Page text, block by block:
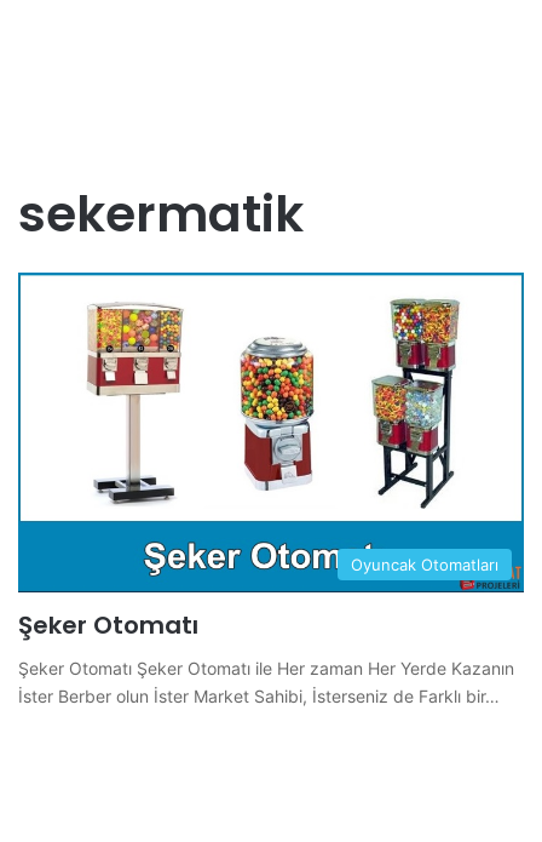
sekermatik
Oyuncak Otomatları
Şeker Otomatı
Şeker Otomatı Şeker Otomatı ile Her zaman Her Yerde Kazanın
İster Berber olun İster Market Sahibi, İsterseniz de Farklı bir…